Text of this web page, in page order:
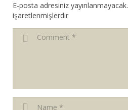
E-posta adresiniz yayınlanmayacak.
işaretlenmişlerdir